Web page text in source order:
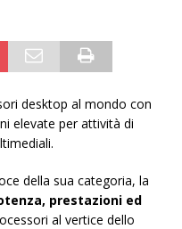
desktop al mondo con
elevate per attività di
della sua categoria, la
prestazioni ed
al vertice dello